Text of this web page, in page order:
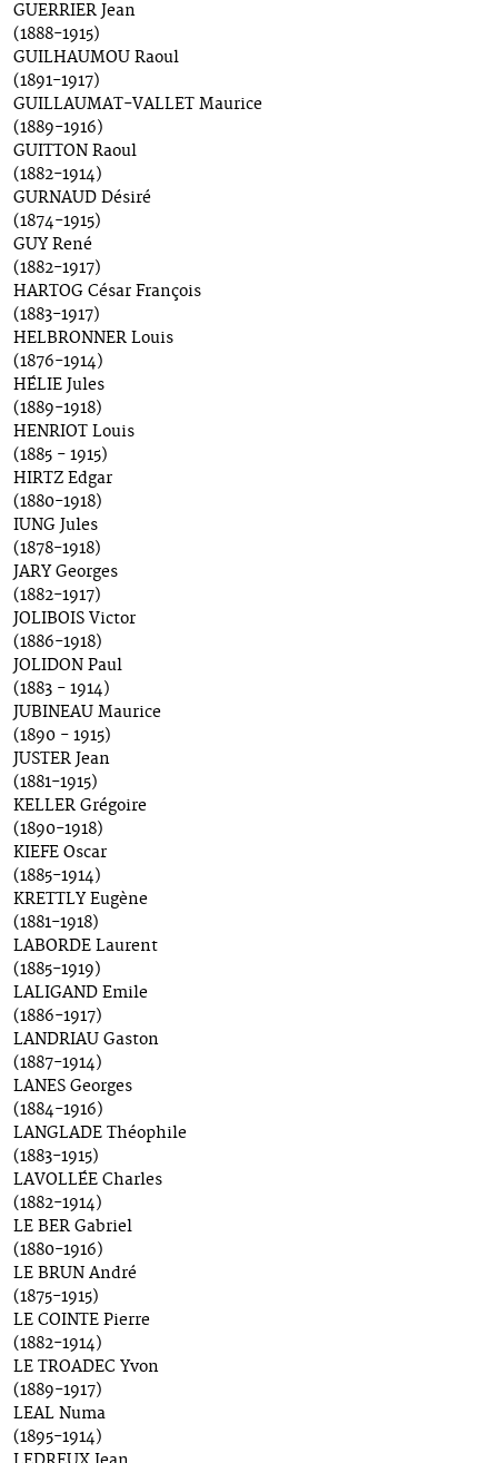
GUERRIER Jean
(1888-1915)
GUILHAUMOU Raoul
(1891-1917)
GUILLAUMAT-VALLET Maurice
(1889-1916)
GUITTON Raoul
(1882-1914)
GURNAUD Désiré
(1874-1915)
GUY René
(1882-1917)
HARTOG César François
(1883-1917)
HELBRONNER Louis
(1876-1914)
HÉLIE Jules
(1889-1918)
HENRIOT Louis
(1885 - 1915)
HIRTZ Edgar
(1880-1918)
IUNG Jules
(1878-1918)
JARY Georges
(1882-1917)
JOLIBOIS Victor
(1886-1918)
JOLIDON Paul
(1883 - 1914)
JUBINEAU Maurice
(1890 - 1915)
JUSTER Jean
(1881-1915)
KELLER Grégoire
(1890-1918)
KIEFE Oscar
(1885-1914)
KRETTLY Eugène
(1881-1918)
LABORDE Laurent
(1885-1919)
LALIGAND Emile
(1886-1917)
LANDRIAU Gaston
(1887-1914)
LANES Georges
(1884-1916)
LANGLADE Théophile
(1883-1915)
LAVOLLÉE Charles
(1882-1914)
LE BER Gabriel
(1880-1916)
LE BRUN André
(1875-1915)
LE COINTE Pierre
(1882-1914)
LE TROADEC Yvon
(1889-1917)
LEAL Numa
(1895-1914)